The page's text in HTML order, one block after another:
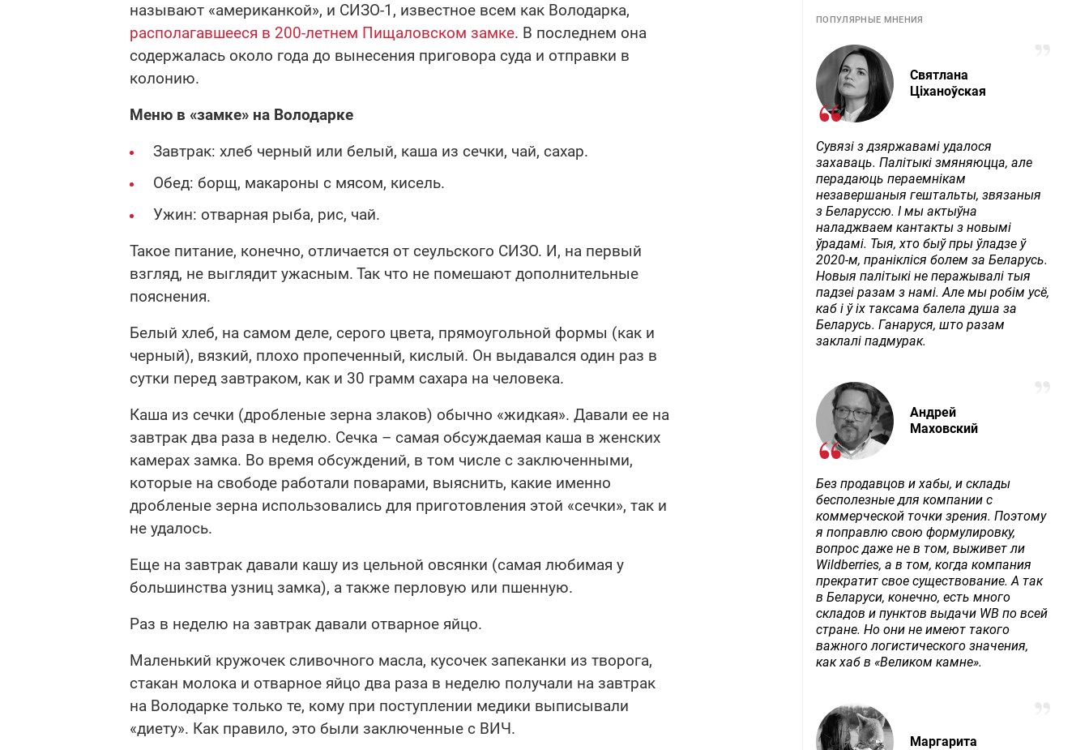
называют «американкой», и СИЗО-1, известное всем как Володарка,
располагавшееся в 200-летнем Пищаловском замке. В последнем она
содержалась около года до вынесения приговора суда и отправки в
колонию.
Меню в «замке» на Володарке
Завтрак: хлеб черный или белый, каша из сечки, чай, сахар.
Обед: борщ, макароны с мясом, кисель.
Ужин: отварная рыба, рис, чай.
Такое питание, конечно, отличается от сеульского СИЗО. И, на первый
взгляд, не выглядит ужасным. Так что не помешают дополнительные
пояснения.
Белый хлеб, на самом деле, серого цвета, прямоугольной формы (как и
черный), вязкий, плохо пропеченный, кислый. Он выдавался один раз в
сутки перед завтраком, как и 30 грамм сахара на человека.
Каша из сечки (дробленые зерна злаков) обычно «жидкая». Давали ее на
завтрак два раза в неделю. Сечка – самая обсуждаемая каша в женских
камерах замка. Во время обсуждений, в том числе с заключенными,
которые на свободе работали поварами, выяснить, какие именно
дробленые зерна использовались для приготовления этой «сечки», так и
не удалось.
Еще на завтрак давали кашу из цельной овсянки (самая любимая у
большинства узниц замка), а также перловую или пшенную.
Раз в неделю на завтрак давали отварное яйцо.
Маленький кружочек сливочного масла, кусочек запеканки из творога,
стакан молока и отварное яйцо два раза в неделю получали на завтрак
на Володарке только те, кому при поступлении медики выписывали
«диету». Как правило, это были заключенные с ВИЧ.
ПОПУЛЯРНЫЕ МНЕНИЯ
Святлана
Ціханоўская
Сувязі з дзяржавамі удалося
захаваць. Палітыкі змяняюцца, але
перадаюць пераемнікам
незавершаныя гештальты, звязаныя
з Беларуссю. І мы актыўна
наладжваем кантакты з новымі
ўрадамі. Тыя, хто быў пры ўладзе ў
2020-м, пранікліся болем за Беларусь.
Новыя палітыкі не перажывалі тыя
падзеі разам з намі. Але мы робім усё,
каб і ў іх таксама балела душа за
Беларусь. Ганаруся, што разам
заклалі падмурак.
Андрей
Маховский
Без продавцов и хабы, и склады
бесполезные для компании с
коммерческой точки зрения. Поэтому
я поправлю свою формулировку,
вопрос даже не в том, выживет ли
Wildberries, а в том, когда компания
прекратит свое существование. А так
в Беларуси, конечно, есть много
складов и пунктов выдачи WB по всей
стране. Но они не имеют такого
важного логистического значения,
как хаб в «Великом камне».
Маргарита